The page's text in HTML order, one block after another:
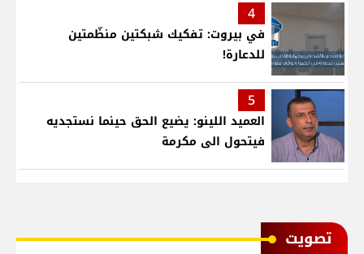
4
في بيروت: تفكيك شبكتين منظّمتين
للدعارة!
5
العميد اللينو: يضيع الحق حينما نستجديه
فيتحول الى مكرمة
ﺗﺼﻮﻳﺖ